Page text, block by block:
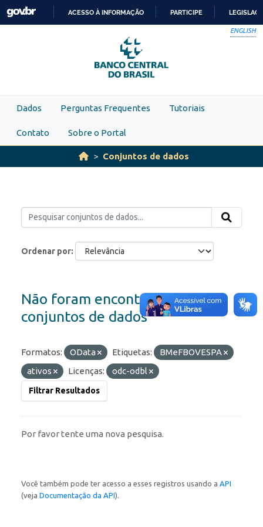
Skip to main content
PARA
O
CONTEÚDO
ACESSO À INFORMAÇÃO PARTICIPE
ENGLISH
Dados Perguntas Frequentes Tutoriais
Contato Sobre o Portal
Conjuntos de dados
Ordenar por
Não foram encontrados
conjuntos de dados
Formatos: OData Etiquetas:
BMeFBOVESPA
ativos
Licenças: odc-odbl
Filtrar Resultados
Por favor tente uma nova pesquisa.
Você também pode ter acesso a esses registros usando a API
(veja Documentação da API).